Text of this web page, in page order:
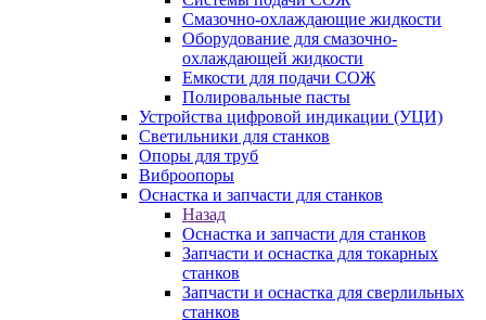
Смазочно-охлаждающие жидкости
Оборудование для смазочно-
охлаждающей жидкости
Емкости для подачи СОЖ
Полировальные пасты
Устройства цифровой индикации (УЦИ)
Светильники для станков
Опоры для труб
Виброопоры
Оснастка и запчасти для станков
Назад
Оснастка и запчасти для станков
Запчасти и оснастка для токарных
станков
Запчасти и оснастка для сверлильных
станков